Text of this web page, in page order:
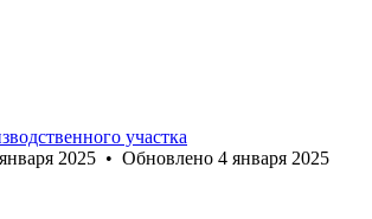
участка
2025 • Обновлено 4 января 2025